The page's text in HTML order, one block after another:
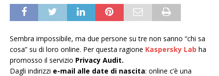
Sembra impossibile, ma due persone su tre non sanno “chi sa
cosa” su di loro online. Per questa ragione Kaspersky Lab ha
promosso il servizio Privacy Audit.
Dagli indirizzi e-mail alle date di nascita: online c’è una